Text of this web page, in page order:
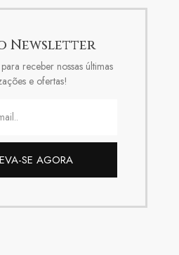
Newsletter
receber nossas últimas
e ofertas!
SE AGORA